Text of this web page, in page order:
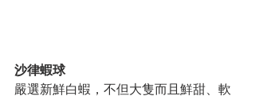
沙律蝦球
嚴選新鮮白蝦，不但大隻而且鮮甜、軟